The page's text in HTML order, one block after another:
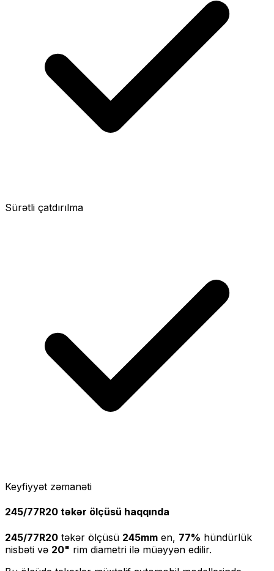
Sürətli çatdırılma
Keyfiyyət zəmanəti
245/77R20 təkər ölçüsü haqqında
245/77R20 təkər ölçüsü 245mm en, 77% hündürlük
nisbəti və 20" rim diametri ilə müəyyən edilir.